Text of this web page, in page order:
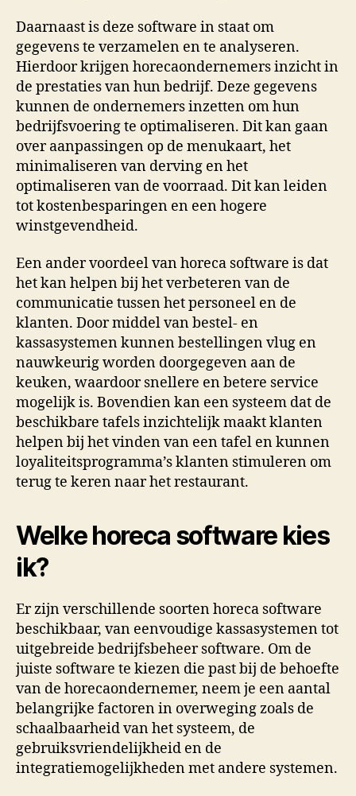
Daarnaast is deze software in staat om
gegevens te verzamelen en te analyseren.
Hierdoor krijgen horecaondernemers inzicht in
de prestaties van hun bedrijf. Deze gegevens
kunnen de ondernemers inzetten om hun
bedrijfsvoering te optimaliseren. Dit kan gaan
over aanpassingen op de menukaart, het
minimaliseren van derving en het
optimaliseren van de voorraad. Dit kan leiden
tot kostenbesparingen en een hogere
winstgevendheid.
Een ander voordeel van horeca software is dat
het kan helpen bij het verbeteren van de
communicatie tussen het personeel en de
klanten. Door middel van bestel- en
kassasystemen kunnen bestellingen vlug en
nauwkeurig worden doorgegeven aan de
keuken, waardoor snellere en betere service
mogelijk is. Bovendien kan een systeem dat de
beschikbare tafels inzichtelijk maakt klanten
helpen bij het vinden van een tafel en kunnen
loyaliteitsprogramma’s klanten stimuleren om
terug te keren naar het restaurant.
Welke horeca software kies
ik?
Er zijn verschillende soorten horeca software
beschikbaar, van eenvoudige kassasystemen tot
uitgebreide bedrijfsbeheer software. Om de
juiste software te kiezen die past bij de behoefte
van de horecaondernemer, neem je een aantal
belangrijke factoren in overweging zoals de
schaalbaarheid van het systeem, de
gebruiksvriendelijkheid en de
integratiemogelijkheden met andere systemen.